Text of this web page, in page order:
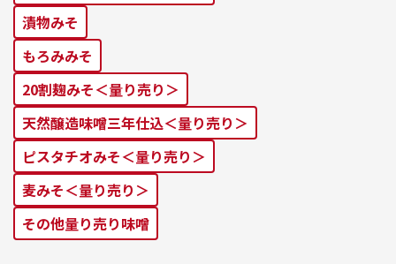
漬物みそ
もろみみそ
20割麹みそ＜量り売り＞
天然醸造味噌三年仕込＜量り売り＞
ピスタチオみそ＜量り売り＞
麦みそ＜量り売り＞
その他量り売り味噌